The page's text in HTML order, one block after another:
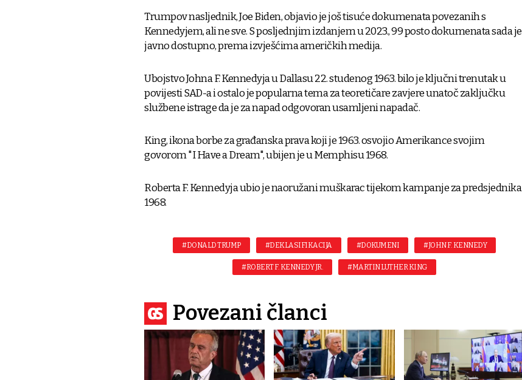
Trumpov nasljednik, Joe Biden, objavio je još tisuće dokumenata povezanih s
Kennedyjem, ali ne sve. S posljednjim izdanjem u 2023., 99 posto dokumenata sada je
javno dostupno, prema izvješćima američkih medija.
Ubojstvo Johna F. Kennedyja u Dallasu 22. studenog 1963. bilo je ključni trenutak u
povijesti SAD-a i ostalo je popularna tema za teoretičare zavjere unatoč zaključku
službene istrage da je za napad odgovoran usamljeni napadač.
King, ikona borbe za građanska prava koji je 1963. osvojio Amerikance svojim
govorom "I Have a Dream", ubijen je u Memphisu 1968.
Roberta F. Kennedyja ubio je naoružani muškarac tijekom kampanje za predsjednika
1968.
#DONALD TRUMP #DEKLASIFIKACIJA #DOKUMENI #JOHN F. KENNEDY
#ROBERT F. KENNEDY JR. #MARTIN LUTHER KING
Povezani članci